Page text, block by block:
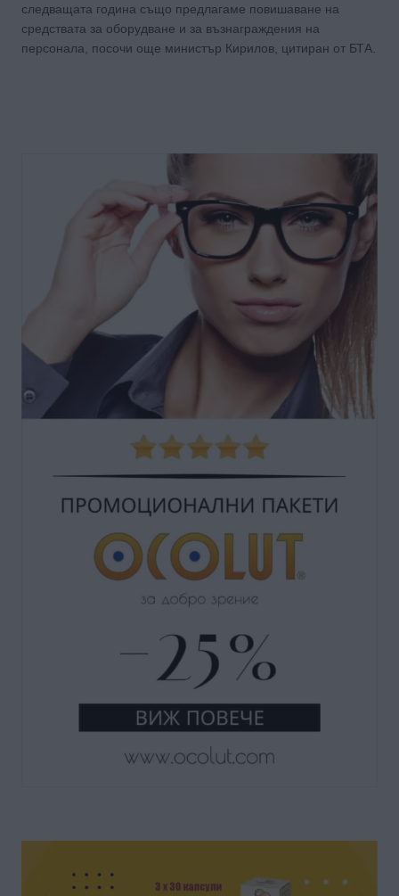
следващата година също предлагаме повишаване на
средствата за оборудване и за възнаграждения на
персонала, посочи още министър Кирилов, цитиран от БТА.